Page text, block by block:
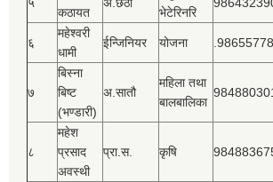
कठायत भेटेरिनरि
६
महेश्‍वरी
धामी
ईन्जिनियर योजना
७
बिस्‍ना
बिष्‍ट
(भण्डारी)
अ.सातौ
महिला तथा
बालबालिका
८
महेश
प्रसाद
अवस्थी
प्रा.स. कृषि